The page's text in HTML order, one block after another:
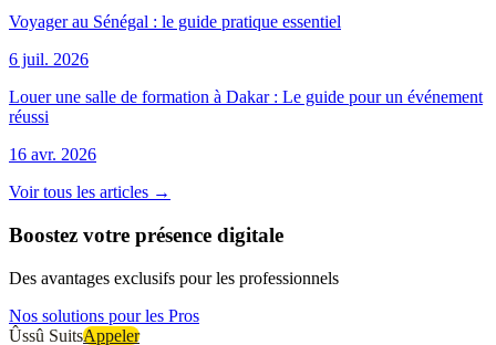
Voyager au Sénégal : le guide pratique essentiel
6 juil. 2026
Louer une salle de formation à Dakar : Le guide pour un événement
réussi
16 avr. 2026
Voir tous les articles →
Boostez votre présence digitale
Des avantages exclusifs pour les professionnels
Nos solutions pour les Pros
Ûssû SuitsAppeler